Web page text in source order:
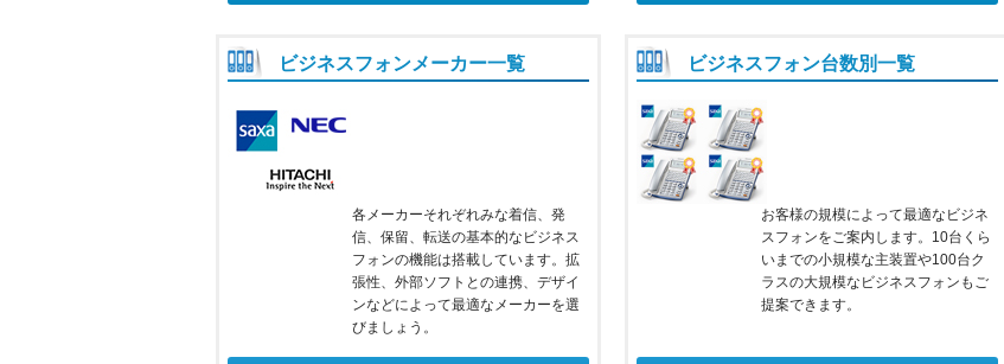
ビジネスフォンメーカー一覧
各メーカーそれぞれみな着信、発
信、保留、転送の基本的なビジネス
フォンの機能は搭載しています。拡
張性、外部ソフトとの連携、デザイ
ンなどによって最適なメーカーを選
びましょう。
ビジネスフォン台数別一覧
お客様の規模によって最適なビジネ
スフォンをご案内します。10台くら
いまでの小規模な主装置や100台ク
ラスの大規模なビジネスフォンもご
提案できます。